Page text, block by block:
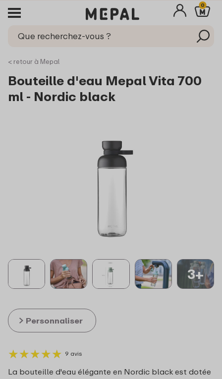
0
< retour à Mepal
Bouteille d'eau Mepal Vita 700
ml - Nordic black
3+
★★★★★
★★★★★ 9 avis
La bouteille d'eau élégante en Nordic black est dotée
Personnaliser